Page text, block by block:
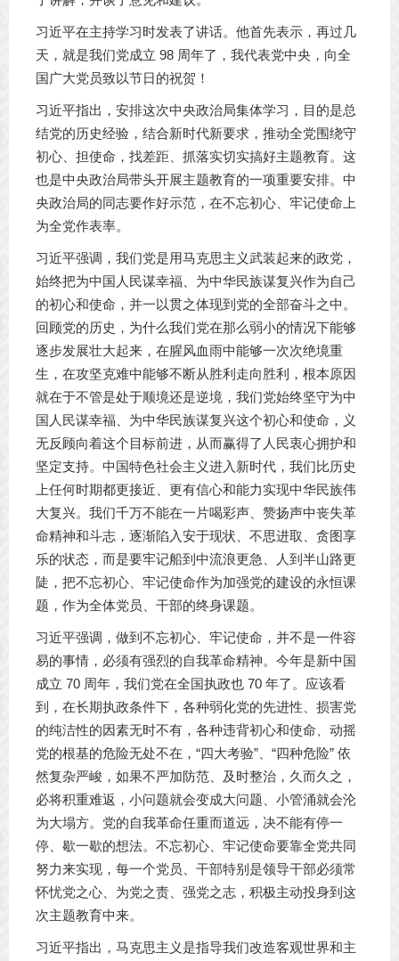
习近平在主持学习时发表了讲话。他首先表示，再过几
天，就是我们党成立 98 周年了，我代表党中央，向全
国广大党员致以节日的祝贺！
习近平指出，安排这次中央政治局集体学习，目的是总
结党的历史经验，结合新时代新要求，推动全党围绕守
初心、担使命，找差距、抓落实切实搞好主题教育。这
也是中央政治局带头开展主题教育的一项重要安排。中
央政治局的同志要作好示范，在不忘初心、牢记使命上
为全党作表率。
习近平强调，我们党是用马克思主义武装起来的政党，
始终把为中国人民谋幸福、为中华民族谋复兴作为自己
的初心和使命，并一以贯之体现到党的全部奋斗之中。
回顾党的历史，为什么我们党在那么弱小的情况下能够
逐步发展壮大起来，在腥风血雨中能够一次次绝境重
生，在攻坚克难中能够不断从胜利走向胜利，根本原因
就在于不管是处于顺境还是逆境，我们党始终坚守为中
国人民谋幸福、为中华民族谋复兴这个初心和使命，义
无反顾向着这个目标前进，从而赢得了人民衷心拥护和
坚定支持。中国特色社会主义进入新时代，我们比历史
上任何时期都更接近、更有信心和能力实现中华民族伟
大复兴。我们千万不能在一片喝彩声、赞扬声中丧失革
命精神和斗志，逐渐陷入安于现状、不思进取、贪图享
乐的状态，而是要牢记船到中流浪更急、人到半山路更
陡，把不忘初心、牢记使命作为加强党的建设的永恒课
题，作为全体党员、干部的终身课题。
习近平强调，做到不忘初心、牢记使命，并不是一件容
易的事情，必须有强烈的自我革命精神。今年是新中国
成立 70 周年，我们党在全国执政也 70 年了。应该看
到，在长期执政条件下，各种弱化党的先进性、损害党
的纯洁性的因素无时不有，各种违背初心和使命、动摇
党的根基的危险无处不在，“四大考验”、“四种危险” 依
然复杂严峻，如果不严加防范、及时整治，久而久之，
必将积重难返，小问题就会变成大问题、小管涌就会沦
为大塌方。党的自我革命任重而道远，决不能有停一
停、歇一歇的想法。不忘初心、牢记使命要靠全党共同
努力来实现，每一个党员、干部特别是领导干部必须常
怀忧党之心、为党之责、强党之志，积极主动投身到这
次主题教育中来。
习近平指出，马克思主义是指导我们改造客观世界和主